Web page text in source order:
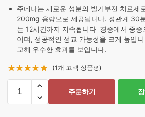
주데나는 새로운 성분의 발기부전 치료제
200mg 용량으로 제공됩니다. 성관계 30
는 12시간까지 지속됩니다. 경증에서 중증
이며, 성공적인 성교 가능성을 크게 높입
교해 우수한 효과를 보입니다.
(1개 고객 상품평)
주문하기